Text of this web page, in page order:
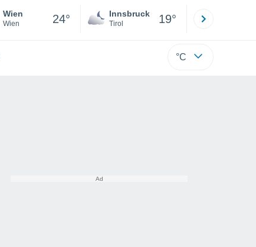
Wien
Wien 24° Innsbruck
Tirol 19°
°C